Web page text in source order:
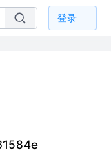
登录